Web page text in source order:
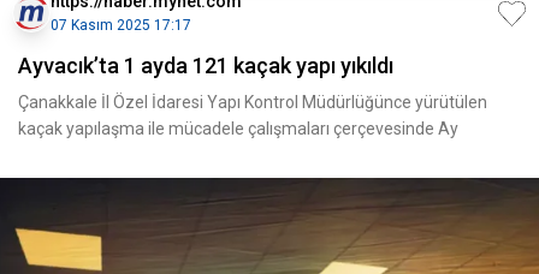
07 Kasım 2025 17:17
Ayvacık’ta 1 ayda 121 kaçak yapı yıkıldı
Çanakkale İl Özel İdaresi Yapı Kontrol Müdürlüğünce yürütülen
kaçak yapılaşma ile mücadele çalışmaları çerçevesinde Ay